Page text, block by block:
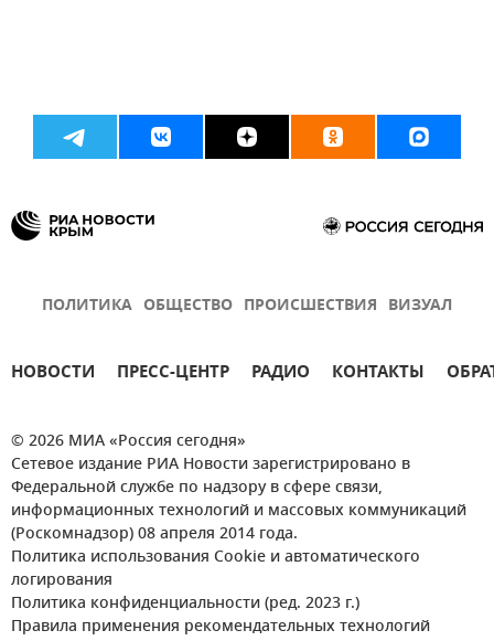
ПОЛИТИКА ОБЩЕСТВО ПРОИСШЕСТВИЯ ВИЗУАЛ
НОВОСТИ ПРЕСС-ЦЕНТР РАДИО КОНТАКТЫ
© 2026 МИА «Россия сегодня»
Сетевое издание РИА Новости зарегистрировано в
Федеральной службе по надзору в сфере связи,
информационных технологий и массовых коммуникаций
(Роскомнадзор) 08 апреля 2014 года.
Политика использования Cookie и автоматического
логирования
Политика конфиденциальности (ред. 2023 г.)
Правила применения рекомендательных технологий